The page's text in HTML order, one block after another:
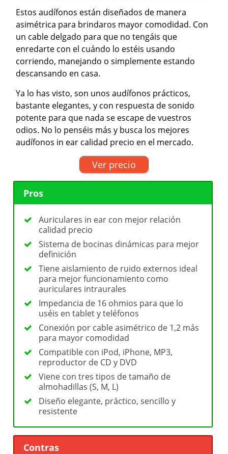
Estos audífonos están diseñados de manera
asimétrica para brindaros mayor comodidad. Con
un cable delgado para que no tengáis que
enredarte con el cuándo lo estéis usando
corriendo, manejando o simplemente estando
descansando en casa.
Ya lo has visto, son unos audífonos prácticos,
bastante elegantes, y con respuesta de sonido
potente para que nada se escape de vuestros
odios. No lo penséis más y busca los mejores
audífonos in ear calidad precio en el mercado.
Ver precio
Pros
Auriculares in ear con mejor relación
calidad precio
Sistema de bocinas dinámicas para mejor
definición
Tiene aislamiento de ruido externos ideal
para mejor funcionamiento como
auriculares intraurales
Impedancia de 16 ohmios para que lo
uséis en tablet y teléfonos
Conexión por cable asimétrico de 1,2 más
para mayor comodidad
Compatible con iPod, iPhone, MP3,
reproductor de CD y DVD
Viene con tres tipos de tamaño de
almohadillas (S, M, L)
Diseño elegante, práctico, sencillo y
resistente
Contras